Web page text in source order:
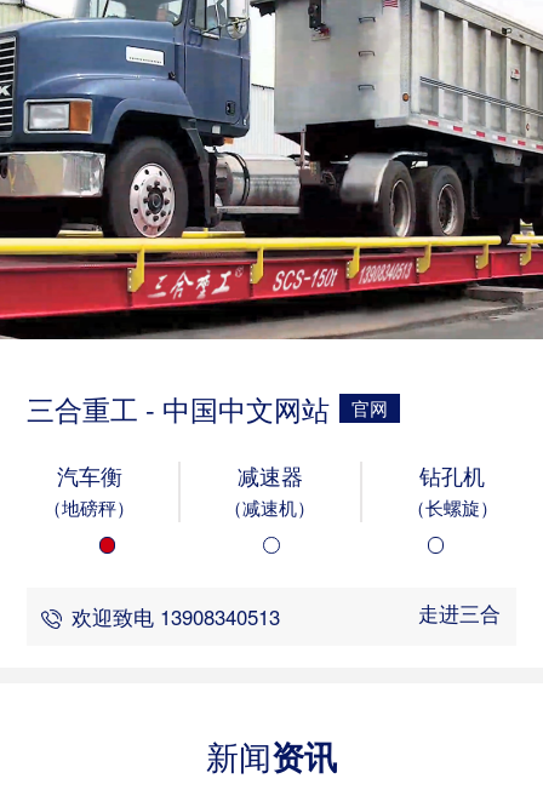
三合重工 - 中国中文网站 官网
汽车衡
（地磅秤）
减速器
（减速机）
钻孔机
（长螺旋）
欢迎致电 13908340513 走进三合
新闻资讯